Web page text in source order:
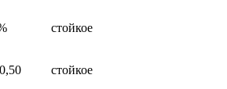
стойкое
стойкое